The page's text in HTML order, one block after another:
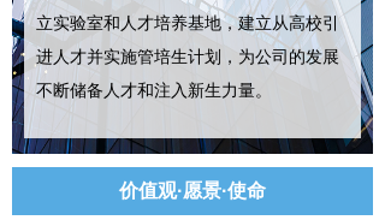
立实验室和人才培养基地，建立从高校引
进人才并实施管培生计划，为公司的发展
不断储备人才和注入新生力量。
价值观·愿景·使命